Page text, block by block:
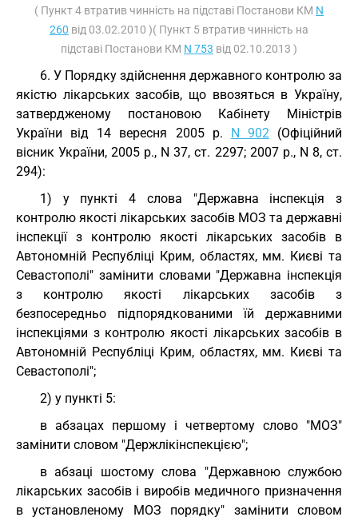
( Пункт 4 втратив чинність на підставі Постанови КМ N
260 від 03.02.2010 )( Пункт 5 втратив чинність на
підставі Постанови КМ N 753 від 02.10.2013 )
6. У Порядку здійснення державного контролю за
якістю лікарських засобів, що ввозяться в Україну,
затвердженому постановою Кабінету Міністрів
України від 14 вересня 2005 р. N 902(Офіційний
вісник України, 2005 р., N 37, ст. 2297; 2007 р., N 8, ст.
294):
1) у пункті 4 слова "Державна інспекція з
контролю якості лікарських засобів МОЗ та державні
інспекції з контролю якості лікарських засобів в
Автономній Республіці Крим, областях, мм. Києві та
Севастополі" замінити словами "Державна інспекція
з контролю якості лікарських засобів з
безпосередньо підпорядкованими їй державними
інспекціями з контролю якості лікарських засобів в
Автономній Республіці Крим, областях, мм. Києві та
Севастополі";
2) у пункті 5:
в абзацах першому і четвертому слово "МОЗ"
замінити словом "Держлікінспекцією";
в абзаці шостому слова "Державною службою
лікарських засобів і виробів медичного призначення
в установленому МОЗ порядку" замінити словом